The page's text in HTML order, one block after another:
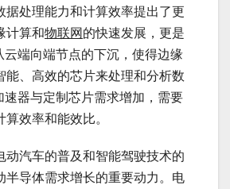
据处理能力和计算效率提出了更
计算和物联网的快速发展，更是
云端向端节点的下沉，使得边缘
能、高效的芯片来处理和分析数
速器与定制芯片需求增加，需要
效率和能效比。
动汽车的普及和智能驾驶技术的
半导体需求增长的重要动力。电